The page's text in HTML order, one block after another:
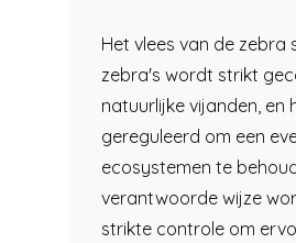
Het vlees van de zebra
zebra's wordt strikt
natuurlijke vijanden, en
gereguleerd om een
ecosystemen te
verantwoorde wijze
strikte controle om